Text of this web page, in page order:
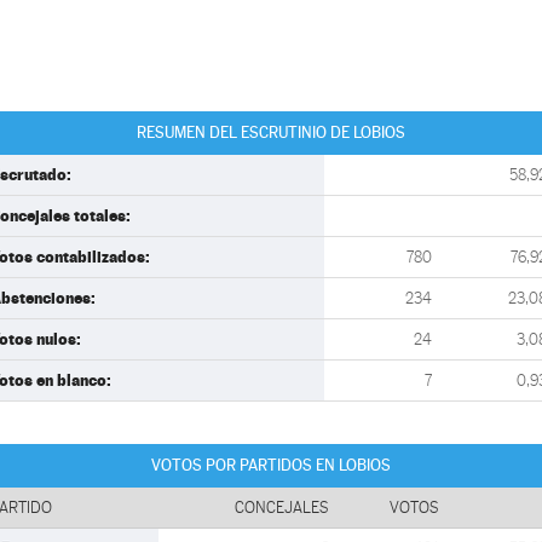
RESUMEN DEL ESCRUTINIO DE LOBIOS
totales:
contabilizados: 780
234
nulos: 24
en blanco: 7
VOTOS POR PARTIDOS EN LOBIOS
CONCEJALES VOTOS